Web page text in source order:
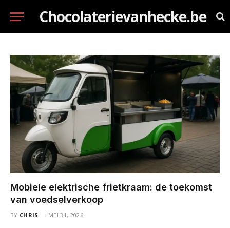
Chocolaterievanhecke.be
Mobiele elektrische frietkraam: de toekomst
van voedselverkoop
BY CHRIS MEI 31, 2026